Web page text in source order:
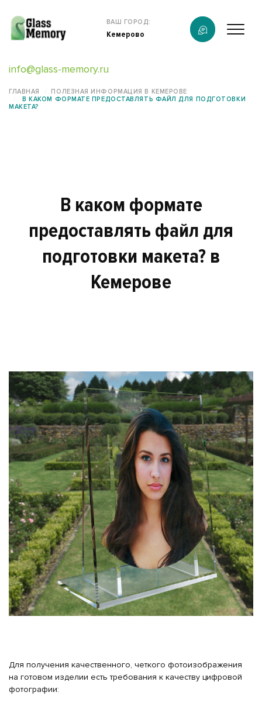
info@glass-memory.ru
ВАШ ГОРОД:
Кемерово
Продукция
Контакты
ГЛАВНАЯ
ПОЛЕЗНАЯ ИНФОРМАЦИЯ В КЕМЕРОВЕ
В КАКОМ ФОРМАТЕ ПРЕДОСТАВЛЯТЬ ФАЙЛ ДЛЯ ПОДГОТОВКИ
МАКЕТА?
В каком формате
предоставлять файл для
подготовки макета? в
Кемерове
Для получения качественного, четкого фотоизображения
на готовом изделии есть требования к качеству цифровой
фотографии: